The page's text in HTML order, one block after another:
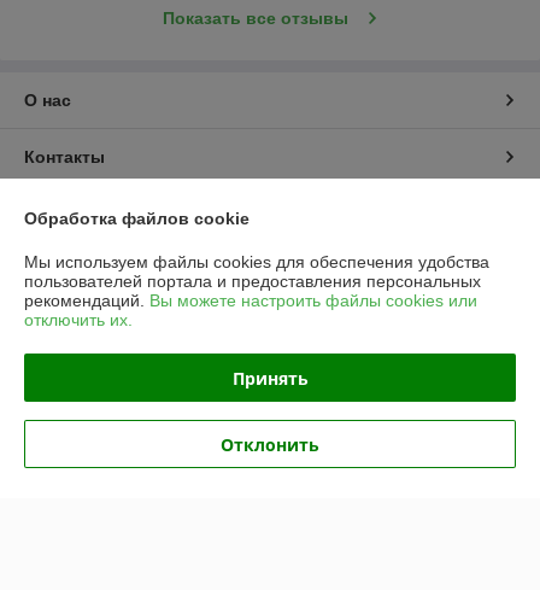
Показать все отзывы
О нас
Контакты
Доставка и оплата
График работы
Полная версия сайта
Политика обработки cookies
Сайт создан на платформе Deal.by
Обработка файлов cookie
Мы используем файлы cookies для обеспечения удобства
пользователей портала и предоставления персональных
рекомендаций. Вы можете настроить файлы cookies или
отключить их.
Принять
Отклонить